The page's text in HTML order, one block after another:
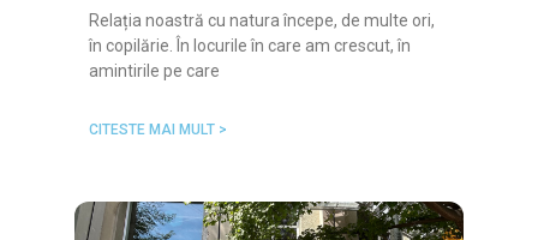
Relația noastră cu natura începe, de multe ori,
în copilărie. În locurile în care am crescut, în
amintirile pe care
CITESTE MAI MULT >